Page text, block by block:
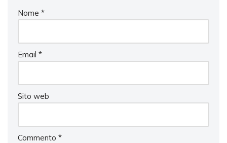
Nome *
Email *
Sito web
Commento *